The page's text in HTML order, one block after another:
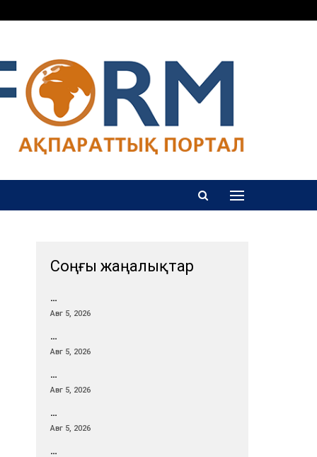
Соңғы жаңалықтар
…
Авг 5, 2026
…
Авг 5, 2026
…
Авг 5, 2026
…
Авг 5, 2026
…